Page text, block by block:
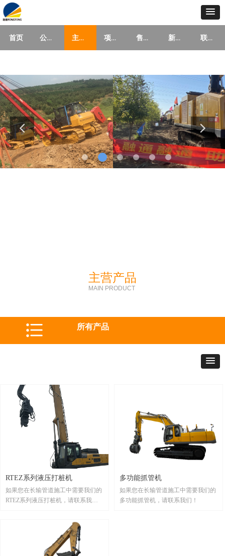
首页 公司概况 主营产品 项目展示 售后服务 新闻资讯 联系我们
RTEZ系列液压打桩机
如果您在长输管道施工中需要我们的
RTEZ系列液压打桩机，请联系我
多功能抓管机
如果您在长输管道施工中需要我们的
多功能抓管机，请联系我们！
主营产品
MAIN PRODUCT
所有产品